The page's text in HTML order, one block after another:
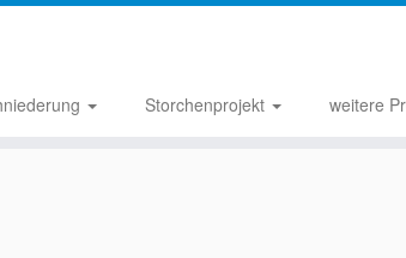
Storchenprojekt weitere